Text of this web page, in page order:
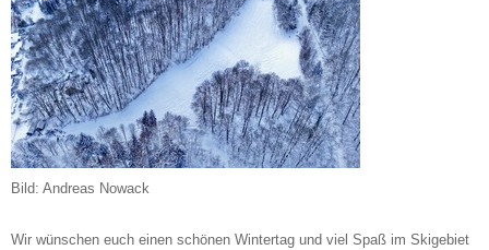
Bild: Andreas Nowack
Wir wünschen euch einen schönen Wintertag und viel Spaß im Skigebiet